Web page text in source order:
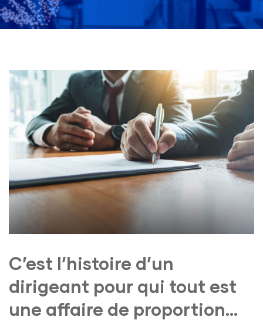
C’est l’histoire d’un
dirigeant pour qui tout est
une affaire de proportion…